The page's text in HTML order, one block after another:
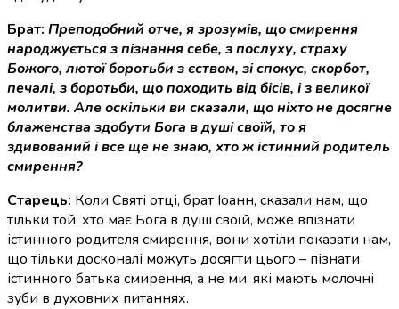
Брат: Преподобний отче, я зрозумів, що смирення
народжується з пізнання себе, з послуху, страху
Божого, лютої боротьби з єством, зі спокус, скорбот,
печалі, з боротьби, що походить від бісів, і з великої
молитви. Але оскільки ви сказали, що ніхто не досягне
блаженства здобути Бога в душі своїй, то я
здивований і все ще не знаю, хто ж істинний родитель
смирення?
Старець: Коли Святі отці, брат Іоанн, сказали нам, що
тільки той, хто має Бога в душі своїй, може впізнати
істинного родителя смирення, вони хотіли показати нам,
що тільки досконалі можуть досягти цього – пізнати
істинного батька смирення, а не ми, які мають молочні
зуби в духовних питаннях.